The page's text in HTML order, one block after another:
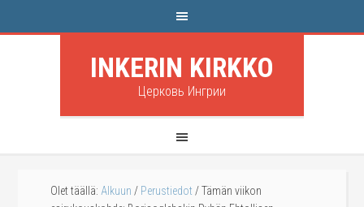
INKERIN KIRKKO
Церковь Ингрии
Olet täällä: Alkuun / Perustiedot /Tämän viikon